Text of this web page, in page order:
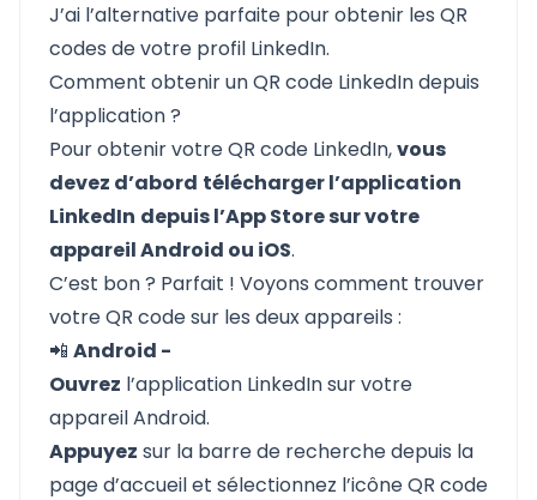
J’ai l’alternative parfaite pour obtenir les QR
codes de votre profil LinkedIn.
Comment obtenir un QR code LinkedIn depuis
l’application ?
Pour obtenir votre QR code LinkedIn,vous
devez d’abord télécharger l’application
LinkedIn depuis l’App Store sur votre
appareil Android ou iOS.
C’est bon ? Parfait ! Voyons comment trouver
votre QR code sur les deux appareils :
📲 Android -
Ouvrez l’application LinkedIn sur votre
appareil Android.
Appuyez sur la barre de recherche depuis la
page d’accueil et sélectionnez l’icône QR code